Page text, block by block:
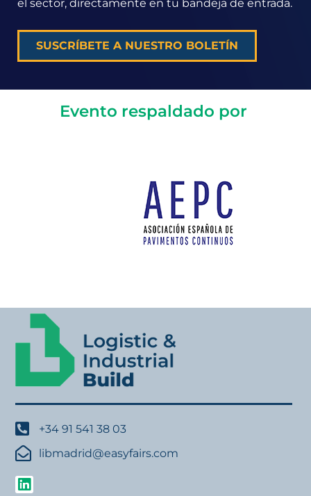
el sector, directamente en tu bandeja de entrada.
SUSCRÍBETE A NUESTRO BOLETÍN
Evento respaldado por
+34 91 541 38 03
libmadrid@easyfairs.com